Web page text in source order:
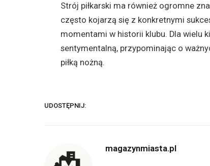
Strój piłkarski ma również ogromne
często kojarzą się z konkretnymi
momentami w historii klubu. Dla wielu
sentymentalną, przypominając o
piłką nożną.
UDOSTĘPNIJ:
magazynmiasta.pl